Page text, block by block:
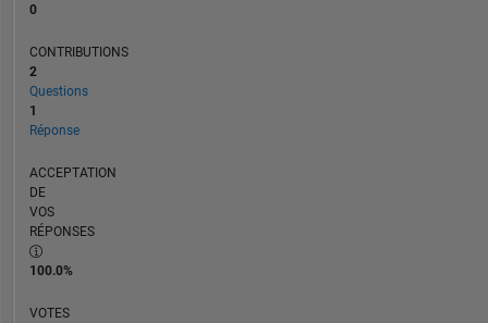
0
CONTRIBUTIONS
2
Questions
1
Réponse
ACCEPTATION
DE
VOS
RÉPONSES
100.0%
VOTES